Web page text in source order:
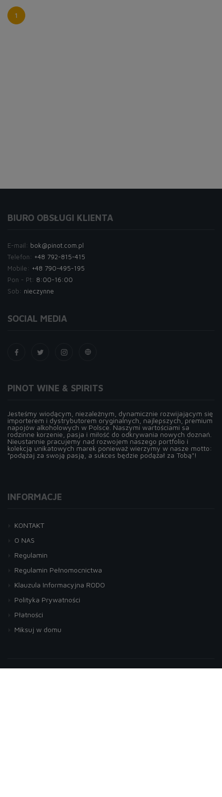
1
BIURO OBSŁUGI KLIENTA
E-mail: bok@pinot.com.pl
Telefon: +48 792-815-415
Mobile: +48 790-495-195
Pon - Pt: 8:00-16:00
Sob: nieczynne
SOCIAL MEDIA
PINOT WINE & SPIRITS
Jesteśmy wiodącym, niezależnym, dynamicznie rozwijającym się
importerem i dystrybutorem oryginalnych, najlepszych, premium
napojów alkoholowych w Polsce. Naszymi wartościami sa
rodzinne korzenie, pasja i miłość do odkrywania nowych doznań.
Nieustannie pracujemy nad rozwojem naszego portfolio i
kolekcją unikatowych marek ponieważ wierzymy w nasze motto:
"podążaj za swoją pasją, a sukces będzie podążał za Tobą"!
INFORMACJE
KONTAKT
O NAS
Regulamin
Regulamin Pełnomocnictwa
Klauzula Informacyjna RODO
Polityka Prywatności
Płatności
Miksuj w domu